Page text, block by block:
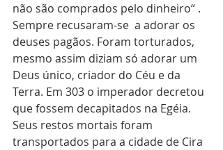
não são comprados pelo dinheiro“ .
Sempre recusaram-se  a adorar os
deuses pagãos. Foram torturados,
mesmo assim diziam só adorar um
Deus único, criador do Céu e da
Terra. Em 303 o imperador decretou
que fossem decapitados na Egéia.
Seus restos mortais foram
transportados para a cidade de Cira